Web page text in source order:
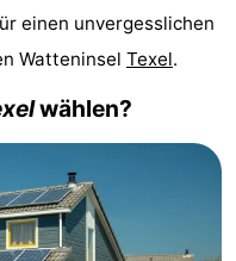
einen unvergesslichen
Watteninsel Texel.
wählen?